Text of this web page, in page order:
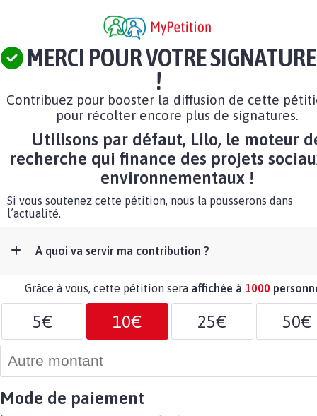
MERCI POUR VOTRE SIGNATURE
!
Contribuez pour booster la diffusion de cette
pour récolter encore plus de signatures.
Utilisons par défaut, Lilo, le moteur
recherche qui finance des projets
environnementaux !
Si vous soutenez cette pétition, nous la pousserons dans
l’actualité.
A quoi va servir ma contribution ?
Grâce à vous, cette pétition sera affichée à 1000
5€ 10€ 25€ 50€
Mode de paiement